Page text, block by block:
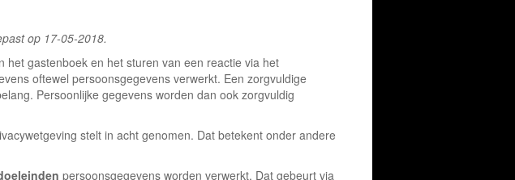
op 17-05-2018.
het gastenboek en het sturen van een reactie via het
oftewel persoonsgegevens verwerkt. Een zorgvuldige
Persoonlijke gegevens worden dan ook zorgvuldig
stelt in acht genomen. Dat betekent onder andere
persoonsgegevens worden verwerkt. Dat gebeurt via